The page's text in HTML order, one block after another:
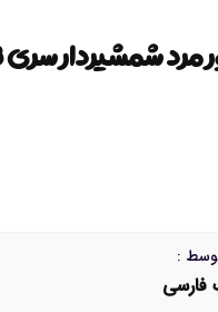
:
فارسی